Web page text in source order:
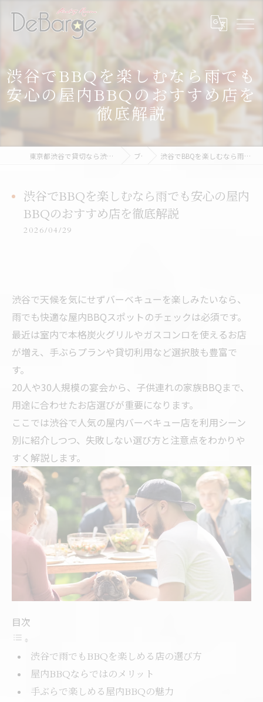
渋谷でBBQを楽しむなら雨でも
安心の屋内BBQのおすすめ店を
徹底解説
東京都渋谷で貸切なら渋谷貸切パーティー＆BBQデバージ - DeBarge ブログ 渋谷でBBQを楽しむなら雨でも安心の屋内BBQのおすすめ店を徹底解説
渋谷でBBQを楽しむなら雨でも安心の屋内
BBQのおすすめ店を徹底解説
2026/04/29
渋谷で天候を気にせずバーベキューを楽しみたいなら、
雨でも快適な屋内BBQスポットのチェックは必須です。
最近は室内で本格炭火グリルやガスコンロを使えるお店
が増え、手ぶらプランや貸切利用など選択肢も豊富で
す。
20人や30人規模の宴会から、子供連れの家族BBQまで、
用途に合わせたお店選びが重要になります。
ここでは渋谷で人気の屋内バーベキュー店を利用シーン
別に紹介しつつ、失敗しない選び方と注意点をわかりや
すく解説します。
目次
渋谷で雨でもBBQを楽しめる店の選び方
屋内BBQならではのメリット
手ぶらで楽しめる屋内BBQの魅力